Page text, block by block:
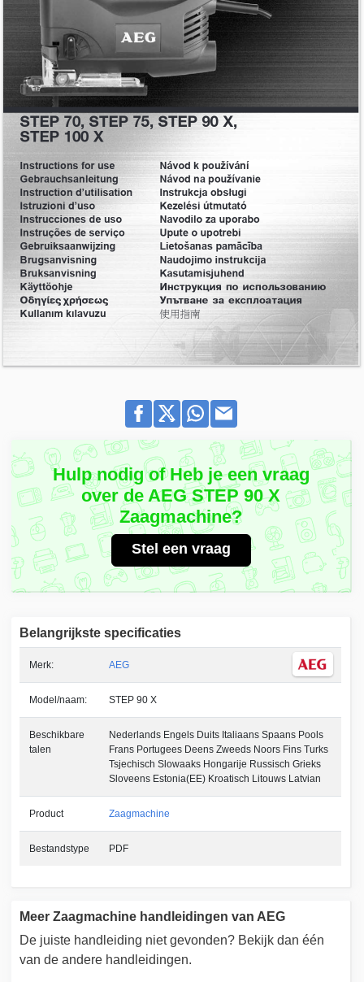
Hulp nodig of Heb je een vraag
over de AEG STEP 90 X
Zaagmachine?
Stel een vraag
Belangrijkste specificaties
Merk: AEG
Model/naam: STEP 90 X
Beschikbare
talen
Nederlands Engels Duits Italiaans Spaans Pools
Frans Portugees Deens Zweeds Noors Fins Turks
Tsjechisch Slowaaks Hongarije Russisch Grieks
Sloveens Estonia(EE) Kroatisch Litouws Latvian
Product Zaagmachine
Bestandstype PDF
Meer Zaagmachine handleidingen van AEG
De juiste handleiding niet gevonden? Bekijk dan één
van de andere handleidingen.